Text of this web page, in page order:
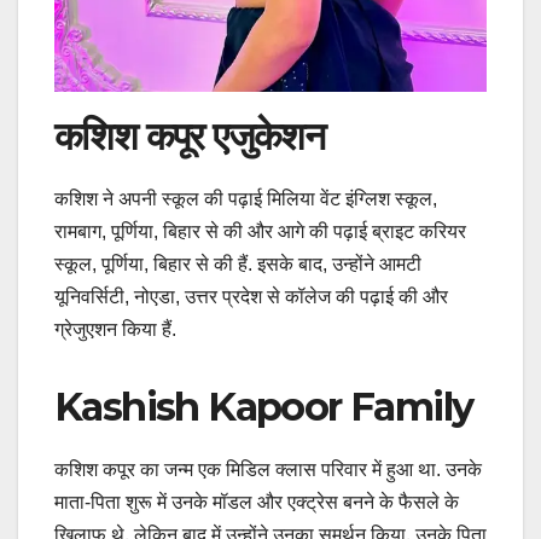
कशिश कपूर एजुकेशन
कशिश ने अपनी स्कूल की पढ़ाई मिलिया वेंट इंग्लिश स्कूल,
रामबाग, पूर्णिया, बिहार से की और आगे की पढ़ाई ब्राइट करियर
स्कूल, पूर्णिया, बिहार से की हैं. इसके बाद, उन्होंने आमटी
यूनिवर्सिटी, नोएडा, उत्तर प्रदेश से कॉलेज की पढ़ाई की और
ग्रेजुएशन किया हैं.
Kashish Kapoor Family
कशिश कपूर का जन्म एक मिडिल क्लास परिवार में हुआ था. उनके
माता-पिता शुरू में उनके मॉडल और एक्ट्रेस बनने के फैसले के
खिलाफ थे, लेकिन बाद में उन्होंने उनका समर्थन किया. उनके पिता